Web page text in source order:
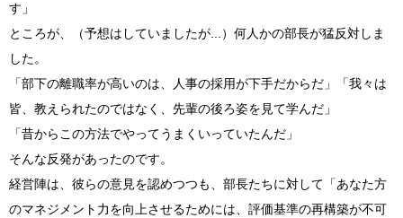
す」
ところが、（予想はしていましたが...）何人かの部長が猛反対しま
した。
「部下の離職率が高いのは、人事の採用が下手だからだ」「我々は
皆、教えられたのではなく、先輩の後ろ姿を見て学んだ」
「昔からこの方法でやってうまくいっていたんだ」
そんな反発があったのです。
経営陣は、彼らの意見を認めつつも、部長たちに対して「あなた方
のマネジメント力を向上させるためには、評価基準の再構築が不可